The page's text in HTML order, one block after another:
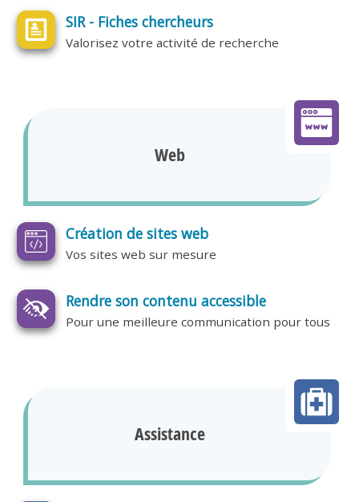
SIR - Fiches chercheurs
Valorisez votre activité de recherche
Web
Création de sites web
Vos sites web sur mesure
Rendre son contenu accessible
Pour une meilleure communication pour tous
Assistance